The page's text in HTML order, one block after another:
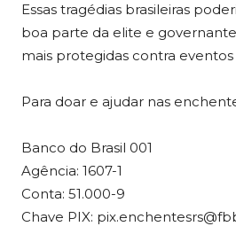
Essas tragédias brasileiras
boa parte da elite e
mais protegidas contra
Para doar e ajudar nas
Banco do Brasil 001
Agência: 1607-1
Conta: 51.000-9
Chave PIX: